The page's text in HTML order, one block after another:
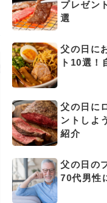
プレゼン
選
父の日に
ト10選！
父の日に
ントしよ
紹介
父の日の
70代男性